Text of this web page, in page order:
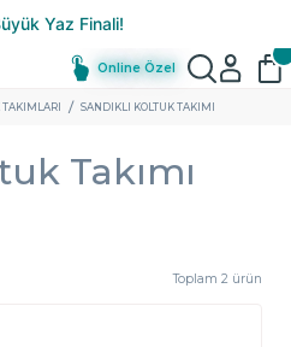
Online Özel
TAKIMLARI SANDIKLI KOLTUK TAKIMI
Takımı
Toplam 2 ürün